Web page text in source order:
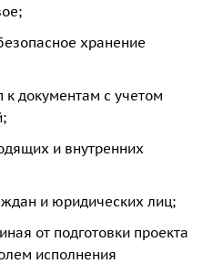
хранение
к документам с учетом
и внутренних
и юридических лиц;
от подготовки проекта
исполнения